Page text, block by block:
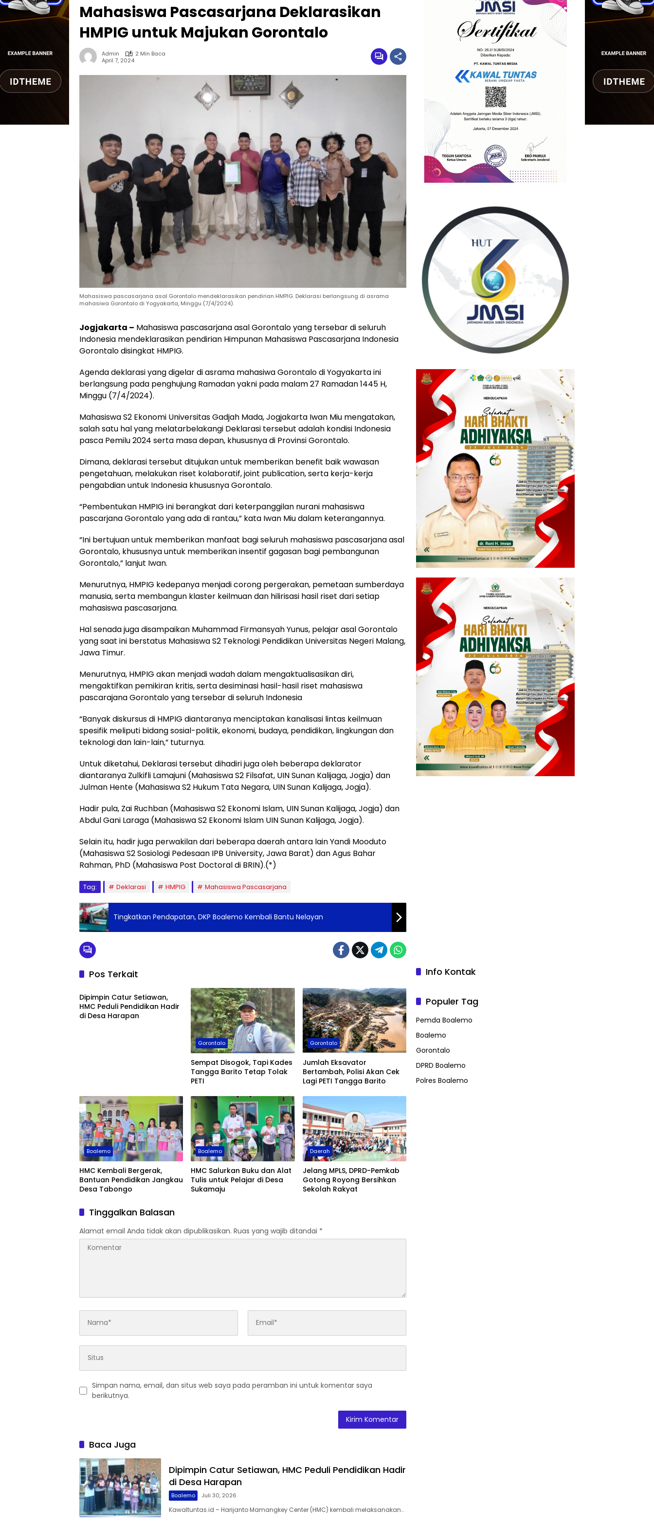
Mahasiswa Pascasarjana Deklarasikan
HMPIG untuk Majukan Gorontalo
Admin
2 Min Baca
April 7, 2024
Mahasiswa pascasarjana asal Gorontalo mendeklarasikan pendirian HMPIG. Deklarasi berlangsung di asrama
mahasiwa Gorontalo di Yogyakarta, Minggu (7/4/2024).
Jogjakarta – Mahasiswa pascasarjana asal Gorontalo yang tersebar di seluruh
Indonesia mendeklarasikan pendirian Himpunan Mahasiswa Pascasarjana Indonesia
Gorontalo disingkat HMPIG.
Agenda deklarasi yang digelar di asrama mahasiwa Gorontalo di Yogyakarta ini
berlangsung pada penghujung Ramadan yakni pada malam 27 Ramadan 1445 H,
Minggu (7/4/2024).
Mahasiswa S2 Ekonomi Universitas Gadjah Mada, Jogjakarta Iwan Miu mengatakan,
salah satu hal yang melatarbelakangi Deklarasi tersebut adalah kondisi Indonesia
pasca Pemilu 2024 serta masa depan, khususnya di Provinsi Gorontalo.
Dimana, deklarasi tersebut ditujukan untuk memberikan benefit baik wawasan
pengetahuan, melakukan riset kolaboratif, joint publication, serta kerja-kerja
pengabdian untuk Indonesia khususnya Gorontalo.
“Pembentukan HMPIG ini berangkat dari keterpanggilan nurani mahasiswa
pascarjana Gorontalo yang ada di rantau,” kata Iwan Miu dalam keterangannya.
“Ini bertujuan untuk memberikan manfaat bagi seluruh mahasiswa pascasarjana asal
Gorontalo, khususnya untuk memberikan insentif gagasan bagi pembangunan
Gorontalo,” lanjut Iwan.
Menurutnya, HMPIG kedepanya menjadi corong pergerakan, pemetaan sumberdaya
manusia, serta membangun klaster keilmuan dan hilirisasi hasil riset dari setiap
mahasiswa pascasarjana.
Hal senada juga disampaikan Muhammad Firmansyah Yunus, pelajar asal Gorontalo
yang saat ini berstatus Mahasiswa S2 Teknologi Pendidikan Universitas Negeri Malang,
Jawa Timur.
Menurutnya, HMPIG akan menjadi wadah dalam mengaktualisasikan diri,
mengaktifkan pemikiran kritis, serta desiminasi hasil-hasil riset mahasiswa
pascarajana Gorontalo yang tersebar di seluruh Indonesia
“Banyak diskursus di HMPIG diantaranya menciptakan kanalisasi lintas keilmuan
spesifik meliputi bidang sosial-politik, ekonomi, budaya, pendidikan, lingkungan dan
teknologi dan lain-lain,” tuturnya.
Untuk diketahui, Deklarasi tersebut dihadiri juga oleh beberapa deklarator
diantaranya Zulkifli Lamajuni (Mahasiswa S2 Filsafat, UIN Sunan Kalijaga, Jogja) dan
Julman Hente (Mahasiswa S2 Hukum Tata Negara, UIN Sunan Kalijaga, Jogja).
Hadir pula, Zai Ruchban (Mahasiswa S2 Ekonomi Islam, UIN Sunan Kalijaga, Jogja) dan
Abdul Gani Laraga (Mahasiswa S2 Ekonomi Islam UIN Sunan Kalijaga, Jogja).
Selain itu, hadir juga perwakilan dari beberapa daerah antara lain Yandi Mooduto
(Mahasiswa S2 Sosiologi Pedesaan IPB University, Jawa Barat) dan Agus Bahar
Rahman, PhD (Mahasiswa Post Doctoral di BRIN).(*)
Tag: Deklarasi HMPIG Mahasiswa Pascasarjana
Tingkatkan Pendapatan, DKP Boalemo Kembali Bantu Nelayan
Pos Terkait
Boalemo
Dipimpin Catur Setiawan,
HMC Peduli Pendidikan Hadir
di Desa Harapan
Gorontalo
Sempat Disogok, Tapi Kades
Tangga Barito Tetap Tolak
PETI
Gorontalo
Jumlah Eksavator
Bertambah, Polisi Akan Cek
Lagi PETI Tangga Barito
Boalemo
HMC Kembali Bergerak,
Bantuan Pendidikan Jangkau
Desa Tabongo
Boalemo
HMC Salurkan Buku dan Alat
Tulis untuk Pelajar di Desa
Sukamaju
Daerah
Jelang MPLS, DPRD-Pemkab
Gotong Royong Bersihkan
Sekolah Rakyat
Tinggalkan Balasan
Alamat email Anda tidak akan dipublikasikan. Ruas yang wajib ditandai *
Simpan nama, email, dan situs web saya pada peramban ini untuk komentar saya
berikutnya.
Baca Juga
Dipimpin Catur Setiawan, HMC Peduli Pendidikan Hadir
di Desa Harapan
Boalemo Juli 30, 2026
Kawaltuntas.id – Harijanto Mamangkey Center (HMC) kembali melaksanakan…
Info Kontak
Populer Tag
Pemda Boalemo
Boalemo
Gorontalo
DPRD Boalemo
Polres Boalemo